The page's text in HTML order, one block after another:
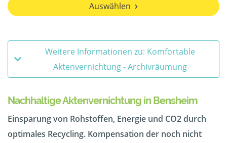
Auswählen
Weitere Informationen zu: Komfortable
Aktenvernichtung - Archivräumung
Nachhaltige Aktenvernichtung in Bensheim
Einsparung von Rohstoffen, Energie und CO2 durch
optimales Recycling. Kompensation der noch nicht